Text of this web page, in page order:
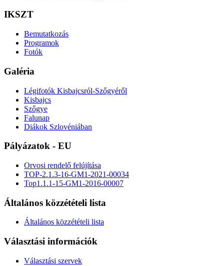
IKSZT
Bemutatkozás
Programok
Fotók
Galéria
Légifotók Kisbajcsról-Szőgyéről
Kisbajcs
Szőgye
Falunap
Diákok Szlovéniában
Pályázatok - EU
Orvosi rendelő felújítása
TOP-2.1.3-16-GM1-2021-00034
Top1.1.1-15-GM1-2016-00007
Általános közzétételi lista
Általános közzétételi lista
Választási információk
Választási szervek